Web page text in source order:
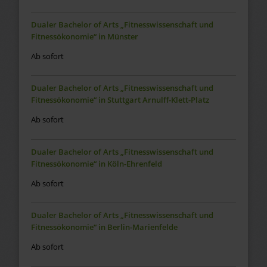
Dualer Bachelor of Arts „Fitnesswissenschaft und
Fitnessökonomie“ in Münster
Ab sofort
Dualer Bachelor of Arts „Fitnesswissenschaft und
Fitnessökonomie“ in Stuttgart Arnulff-Klett-Platz
Ab sofort
Dualer Bachelor of Arts „Fitnesswissenschaft und
Fitnessökonomie“ in Köln-Ehrenfeld
Ab sofort
Dualer Bachelor of Arts „Fitnesswissenschaft und
Fitnessökonomie“ in Berlin-Marienfelde
Ab sofort